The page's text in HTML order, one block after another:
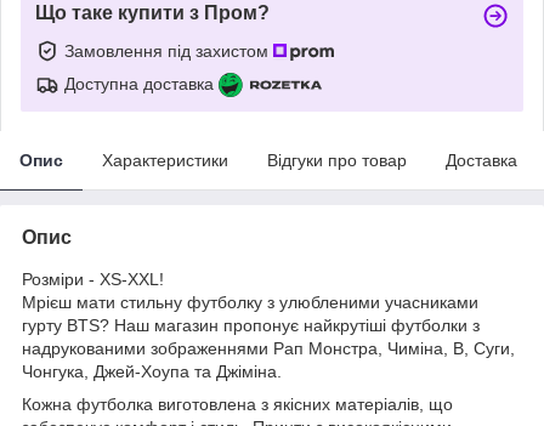
Що таке купити з Пром?
Замовлення під захистом
Доступна доставка
Опис Характеристики Відгуки про товар Доставка
Опис
Розміри - XS-XXL!
Мрієш мати стильну футболку з улюбленими учасниками
гурту BTS? Наш магазин пропонує найкрутіші футболки з
надрукованими зображеннями Рап Монстра, Чиміна, В, Суги,
Чонгука, Джей-Хоупа та Джіміна.
Кожна футболка виготовлена з якісних матеріалів, що